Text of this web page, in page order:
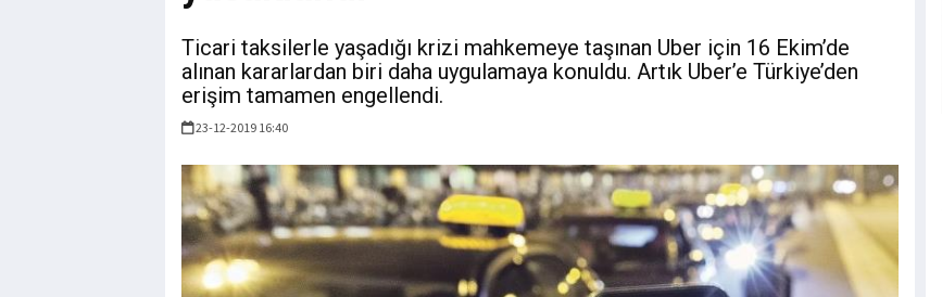
Ticari taksilerle yaşadığı krizi mahkemeye taşınan Uber için 16 Ekim’de
alınan kararlardan biri daha uygulamaya konuldu. Artık Uber’e Türkiye’den
erişim tamamen engellendi.
23-12-2019 16:40